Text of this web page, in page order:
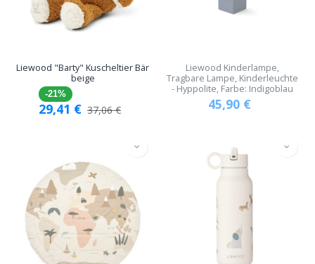
Liewood "Barty" Kuscheltier Bär
beige
-21%
29,41 € 37,06€
Liewood Kinderlampe,
Tragbare Lampe, Kinderleuchte
- Hyppolite, Farbe: Indigoblau
45,90 €